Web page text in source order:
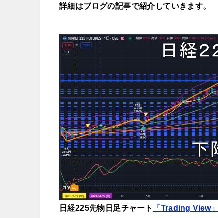
詳細はブログの記事で紹介していき ます。
日経225先物日足チャート 「Trading View